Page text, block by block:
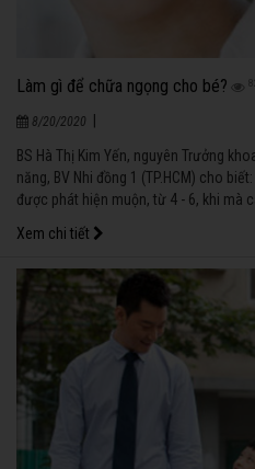
Làm gì để chữa ngọng cho bé?
8/20/2020
BS Hà Thị Kim Yến, nguyên Trưởng
năng, BV Nhi đồng 1 (TP.HCM) cho
được phát hiện muộn, từ 4 - 6, khi mà
âm không rõ ràng, khiến cho quá
của bé càng khó khăn.
Xem chi tiết